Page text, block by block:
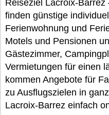
Reiseziel Lacroix-
finden günstige
Ferienwohnung und
Motels und Pensionen
Gästezimmer,
Vermietungen für einen
kommen Angebote für
zu Ausflugszielen in
Lacroix-Barrez einfach